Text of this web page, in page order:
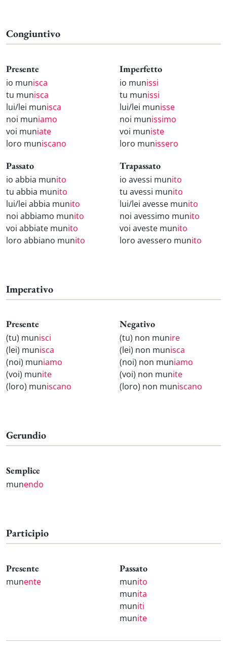
Congiuntivo
Presente
io munisca
tu munisca
lui/lei munisca
noi muniamo
voi muniate
loro muniscano
Imperfetto
io munissi
tu munissi
lui/lei munisse
noi munissimo
voi muniste
loro munissero
Passato
io abbia munito
tu abbia munito
lui/lei abbia munito
noi abbiamo munito
voi abbiate munito
loro abbiano munito
Trapassato
io avessi munito
tu avessi munito
lui/lei avesse munito
noi avessimo munito
voi aveste munito
loro avessero munito
Imperativo
Presente
(tu) munisci
(lei) munisca
(noi) muniamo
(voi) munite
(loro) muniscano
Negativo
(tu) non munire
(lei) non munisca
(noi) non muniamo
(voi) non munite
(loro) non muniscano
Gerundio
Semplice
munendo
Participio
Presente
munente
Passato
munito
munita
muniti
munite